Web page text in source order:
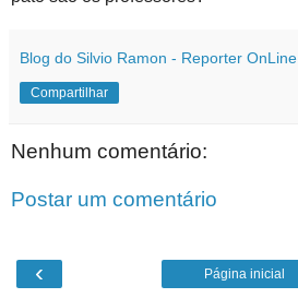
Blog do Silvio Ramon - Reporter OnLine
Compartilhar
Nenhum comentário:
Postar um comentário
‹ Página inicial